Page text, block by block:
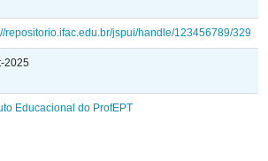
repositorio.ifac.edu.br/jspui/handle/123456789/329
2025
Educacional do ProfEPT